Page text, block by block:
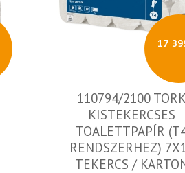
17
110794/2100 TORK
KISTEKERCSES
TOALETTPAPÍR
RENDSZERHEZ)
TEKERCS /